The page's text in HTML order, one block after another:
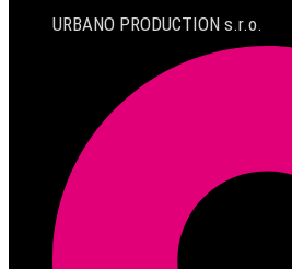
URBANO PRODUCTION s.r.o.